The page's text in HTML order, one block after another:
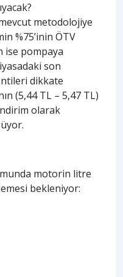
metodolojiye
%75’inin ÖTV
ise pompaya
son
dikkate
(5,44 TL – 5,47 TL)
olarak
motorin litre
bekleniyor: